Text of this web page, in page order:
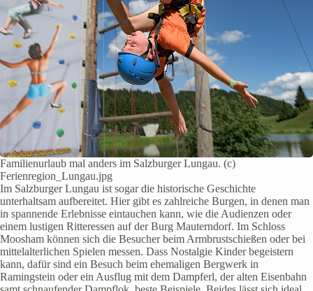
Familienurlaub mal anders im Salzburger Lungau. (c)
Ferienregion_Lungau.jpg
Im Salzburger Lungau ist sogar die historische Geschichte
unterhaltsam aufbereitet. Hier gibt es zahlreiche Burgen, in denen man
in spannende Erlebnisse eintauchen kann, wie die Audienzen oder
einem lustigen Ritteressen auf der Burg Mauterndorf. Im Schloss
Moosham können sich die Besucher beim Armbrustschießen oder bei
mittelalterlichen Spielen messen. Dass Nostalgie Kinder begeistern
kann, dafür sind ein Besuch beim ehemaligen Bergwerk in
Ramingstein oder ein Ausflug mit dem Dampferl, der alten Eisenbahn